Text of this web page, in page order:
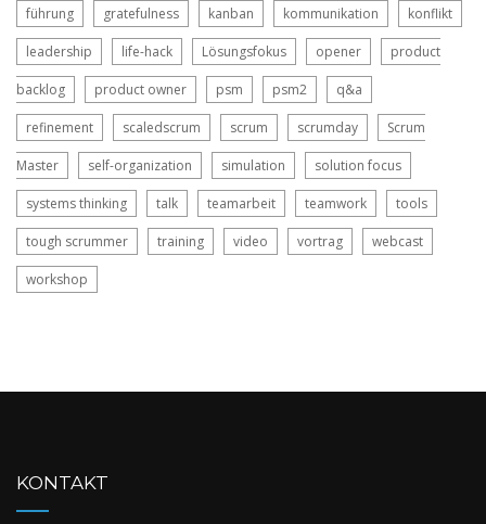
führung gratefulness kanban kommunikation konflikt
leadership life-hack Lösungsfokus opener product
backlog product owner psm psm2 q&a
refinement scaledscrum scrum scrumday Scrum
Master self-organization simulation solution focus
systems thinking talk teamarbeit teamwork tools
tough scrummer training video vortrag webcast
workshop
KONTAKT